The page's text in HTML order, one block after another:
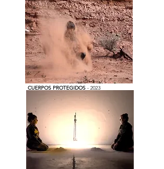
CUERPOS PROTEGIDOS - 2023